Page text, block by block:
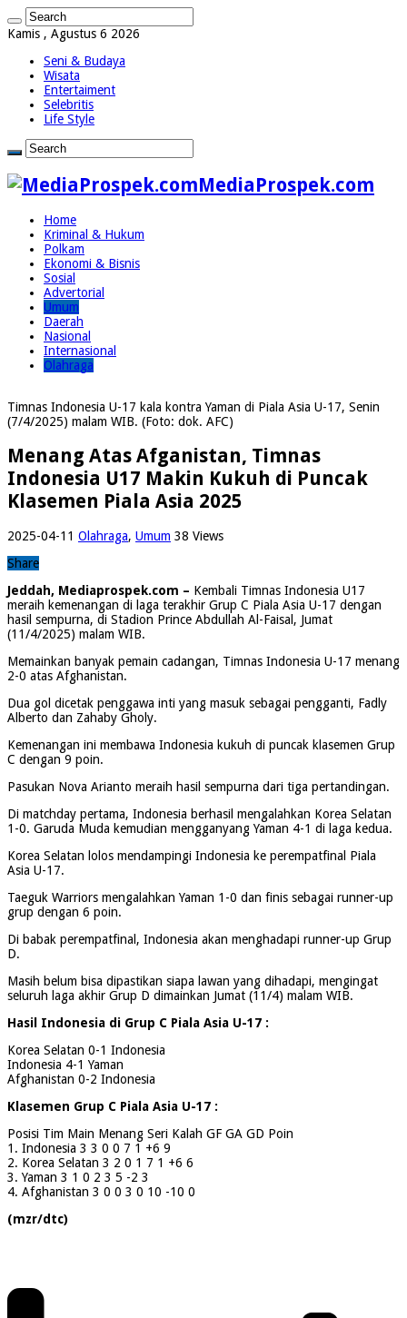
Kamis , Agustus 6 2026
Seni & Budaya
Wisata
Entertaiment
Selebritis
Life Style
MediaProspek.com
Home
Kriminal & Hukum
Polkam
Ekonomi & Bisnis
Sosial
Advertorial
Umum
Daerah
Nasional
Internasional
Olahraga
Timnas Indonesia U-17 kala kontra Yaman di Piala Asia U-17, Senin
(7/4/2025) malam WIB. (Foto: dok. AFC)
Menang Atas Afganistan, Timnas
Indonesia U17 Makin Kukuh di Puncak
Klasemen Piala Asia 2025
2025-04-11 Olahraga, Umum 38 Views
Share
Jeddah, Mediaprospek.com – Kembali Timnas Indonesia U17
meraih kemenangan di laga terakhir Grup C Piala Asia U-17 dengan
hasil sempurna, di Stadion Prince Abdullah Al-Faisal, Jumat
(11/4/2025) malam WIB.
Memainkan banyak pemain cadangan, Timnas Indonesia U-17 menang
2-0 atas Afghanistan.
Dua gol dicetak penggawa inti yang masuk sebagai pengganti, Fadly
Alberto dan Zahaby Gholy.
Kemenangan ini membawa Indonesia kukuh di puncak klasemen Grup
C dengan 9 poin.
Pasukan Nova Arianto meraih hasil sempurna dari tiga pertandingan.
Di matchday pertama, Indonesia berhasil mengalahkan Korea Selatan
1-0. Garuda Muda kemudian mengganyang Yaman 4-1 di laga kedua.
Korea Selatan lolos mendampingi Indonesia ke perempatfinal Piala
Asia U-17.
Taeguk Warriors mengalahkan Yaman 1-0 dan finis sebagai runner-up
grup dengan 6 poin.
Di babak perempatfinal, Indonesia akan menghadapi runner-up Grup
D.
Masih belum bisa dipastikan siapa lawan yang dihadapi, mengingat
seluruh laga akhir Grup D dimainkan Jumat (11/4) malam WIB.
Hasil Indonesia di Grup C Piala Asia U-17 :
Korea Selatan 0-1 Indonesia
Indonesia 4-1 Yaman
Afghanistan 0-2 Indonesia
Klasemen Grup C Piala Asia U-17 :
Posisi Tim Main Menang Seri Kalah GF GA GD Poin
1. Indonesia 3 3 0 0 7 1 +6 9
2. Korea Selatan 3 2 0 1 7 1 +6 6
3. Yaman 3 1 0 2 3 5 -2 3
4. Afghanistan 3 0 0 3 0 10 -10 0
(mzr/dtc)